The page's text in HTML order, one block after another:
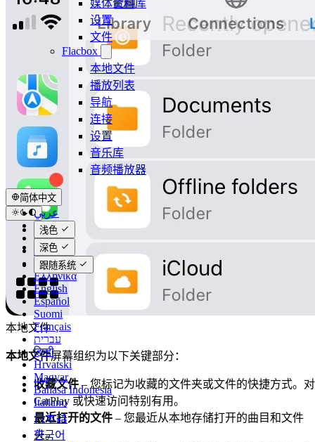
媒体资料库
设置
文件
Flacbox
本地文件
播放列表
导航
连接
设置
音乐库
音频播放器
简体中文
عربي
Català
Čeština
Dansk
Deutsch
Ελληνικά
English
Español
Suomi
Français
עברית
हिन्दी
Hrvatski
Magyar
Bahasa Indonesia
Italiano
日本語
한국어
浅色
深色
跟随系统
本地文件
本地文件屏幕组织为以下关键部分：
收藏文件– 您标记为收藏的文件夹或文件的快捷方式。对
CarPlay 或快速访问特别有用。
最近打开的文件 – 您最近从本地存储打开的曲目和文件
夹。